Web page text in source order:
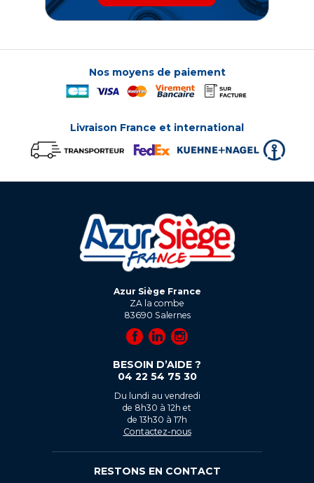
Nos moyens de paiement
Livraison France et international
Azur Siège France
ZA la combe
83690 Salernes
BESOIN D’AIDE ?
04 22 54 75 30
Du lundi au vendredi
de 8h30 à 12h et
de 13h30 à 17h
Contactez-nous
RESTONS EN CONTACT